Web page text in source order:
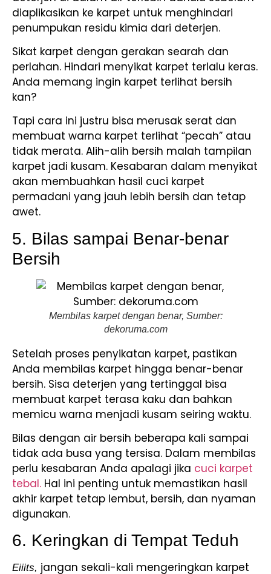
diaplikasikan ke karpet untuk menghindari
penumpukan residu kimia dari deterjen.
Sikat karpet dengan gerakan searah dan
perlahan. Hindari menyikat karpet terlalu keras.
Anda memang ingin karpet terlihat bersih
kan?
Tapi cara ini justru bisa merusak serat dan
membuat warna karpet terlihat “pecah” atau
tidak merata. Alih-alih bersih malah tampilan
karpet jadi kusam. Kesabaran dalam menyikat
akan membuahkan hasil cuci karpet
permadani yang jauh lebih bersih dan tetap
awet.
5. Bilas sampai Benar-benar
Bersih
Membilas karpet dengan benar, Sumber:
dekoruma.com
Setelah proses penyikatan karpet, pastikan
Anda membilas karpet hingga benar-benar
bersih. Sisa deterjen yang tertinggal bisa
membuat karpet terasa kaku dan bahkan
memicu warna menjadi kusam seiring waktu.
Bilas dengan air bersih beberapa kali sampai
tidak ada busa yang tersisa. Dalam membilas
perlu kesabaran Anda apalagi jika cuci karpet
tebal. Hal ini penting untuk memastikan hasil
akhir karpet tetap lembut, bersih, dan nyaman
digunakan.
6. Keringkan di Tempat Teduh
Eiiits, jangan sekali-kali mengeringkan karpet